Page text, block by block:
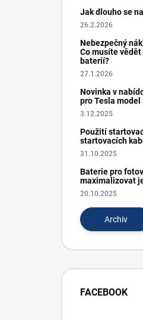
Jak dlouho se
26.2.2026
Nebezpečný
Co musíte
baterií?
27.1.2026
Novinka v
pro Tesla model
3.12.2025
Použití
startovacích
31.10.2025
Baterie pro
maximalizovat
20.10.2025
Archiv
FACEBOOK